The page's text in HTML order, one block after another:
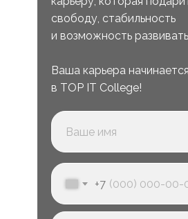
свободу, стабильность
и возможность
Ваша карьера
в TOP IT College!
+7